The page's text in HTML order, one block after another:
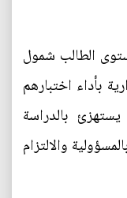
الطالب شمول
بأداء اختبارهم
بالدراسة
والالتزام